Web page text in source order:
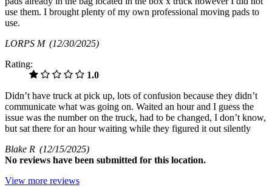
use them. I brought plenty of my own professional moving pads to
use.
LORPS M (12/30/2025)
Rating:
1.0
Didn’t have truck at pick up, lots of confusion because they didn’t
communicate what was going on. Waited an hour and I guess the
issue was the number on the truck, had to be changed, I don’t know,
but sat there for an hour waiting while they figured it out silently
Blake R (12/15/2025)
No reviews have been submitted for this location.
View more reviews